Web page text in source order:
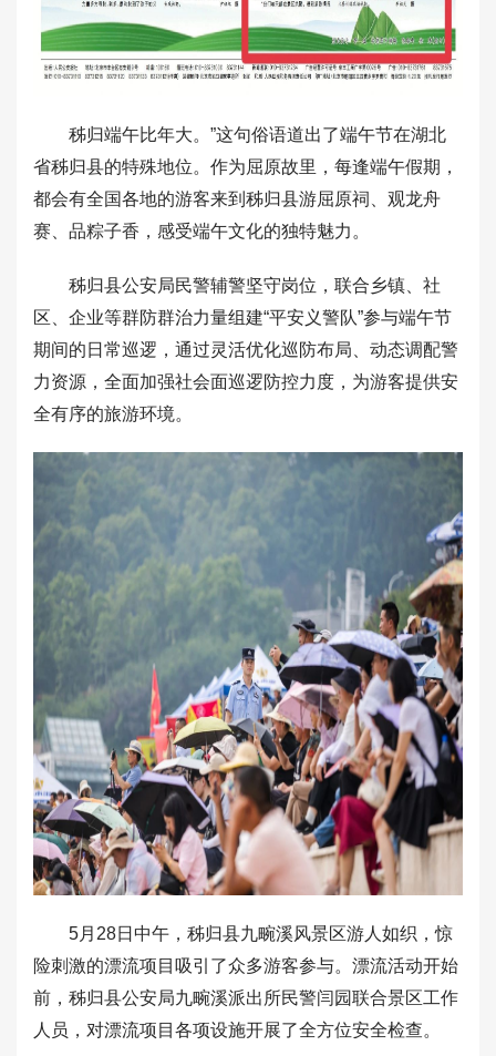
秭归端午比年大。”这句俗语道出了端午节在湖北
省秭归县的特殊地位。作为屈原故里，每逢端午假期，
都会有全国各地的游客来到秭归县游屈原祠、观龙舟
赛、品粽子香，感受端午文化的独特魅力。
秭归县公安局民警辅警坚守岗位，联合乡镇、社
区、企业等群防群治力量组建“平安义警队”参与端午节
期间的日常巡逻，通过灵活优化巡防布局、动态调配警
力资源，全面加强社会面巡逻防控力度，为游客提供安
全有序的旅游环境。
5月28日中午，秭归县九畹溪风景区游人如织，惊
险刺激的漂流项目吸引了众多游客参与。漂流活动开始
前，秭归县公安局九畹溪派出所民警闫园联合景区工作
人员，对漂流项目各项设施开展了全方位安全检查。